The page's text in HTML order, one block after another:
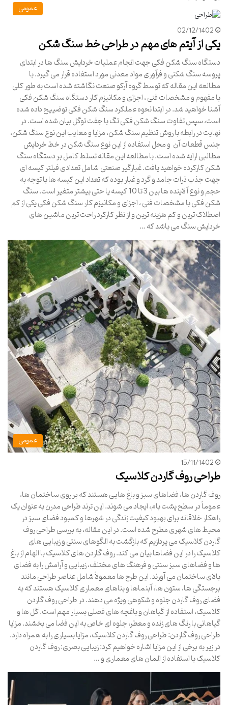
عمومی
02/12/1402
یکی از آیتم های مهم در طراحی خط سنگ شکن
دستگاه سنگ شکن فکی جهت انجام عملیات خردایش سنگ ها در ابتدای
پروسه سنگ شکنی و فرآوری مواد معدنی مورد استفاده قرار می گیرد. با
مطالعه این مقاله که توسط گروه آرکو صنعت نگاشته شده است به طور کلی
با مفهوم و مشخصات فنی ، اجزای و مکانیزم کار دستگاه سنگ شکن فکی
آشنا خواهید شد. در ابتدا نحوه عملکرد سنگ شکن فکی توضییح داده شده
است، سپس تفاوت سنگ شکن فکی تگ با جفت توگل بیان شده است. در
نهایت در رابطه با روش تنظیم سنگ شکن، مزایا و معایب این نوع سنگ شکن،
جنس قطعات آن و محل استفاده از این نوع سنگ شکن در خط خردایش
مطالبی ارایه شده است. با مطالعه این مقاله تسلط کامل بر دستگاه سنگ
شکن کارکرده خواهید یافت. غبارگیر صنعتی شامل تعدادی فیلتر کیسه ای
جهت جذب ذرات جامد و گرد و غبار بوده که تعداد این کیسه ها با توجه به
حجم و نوع آلاینده ها بین 3 تا 10 کیسه یا حتی بیشتر متغیر است. سنگ
شکن فکی با مشخصات فنی ، اجزای و مکانیزم کار سنگ شکن فکی یکی از کم
اصطلاک ترین و کم هزینه ترین و از نظر کارکرد راحت ترین ماشین های
خردایش سنگ می باشد که …
عمومی
15/11/1402
طراحی روف گاردن کلاسیک
روف گاردن ها، فضاهای سبز و باغ هایی هستند که بر روی ساختمان ها،
عموماً در سطح پشت بام، ایجاد می شوند. این ترند طراحی مدرن به عنوان یک
راهکار خلاقانه برای بهبود کیفیت زندگی در شهرها و کمبود فضای سبز در
محیط های شهری مطرح شده است. در این مقاله، به بررسی طراحی روف
گاردن کلاسیک می پردازیم که بازگشت به الگوهای سنتی و زیبایی های
کلاسیک را در این فضاها بیان می کند. روف گاردن های کلاسیک با الهام از باغ
ها و فضاهای سبز سنتی و فرهنگ های مختلف، زیبایی و آرامش را به فضای
بالای ساختمان می آورند. این طرح ها معمولاً شامل عناصر طراحی مانند
برجستگی ها، ستون ها، آبنماها و بناهای معماری کلاسیک هستند که به
فضای روف گاردن جلوه و شکوهی ویژه می دهند. در طراحی روف گاردن
کلاسیک، استفاده از گیاهان و باغچه های فصلی بسیار مهم است. گل ها و
گیاهانی با رنگ های زنده و معطر، جلوه ای خاص به این فضا می بخشند. مزایا
طراحی روف گاردن: طراحی روف گاردن کلاسیک، مزایا بسیاری را به همراه دارد.
در زیر به برخی از این مزایا اشاره خواهیم کرد: زیبایی بصری: روف گاردن
کلاسیک با استفاده از المان های معماری و …